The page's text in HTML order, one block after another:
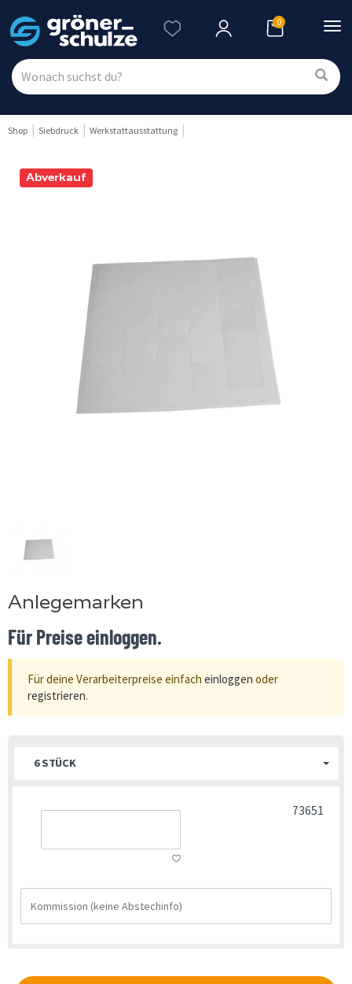
0
Shop Siebdruck Werkstattausstattung
Abverkauf
Anlegemarken
Für Preise einloggen.
Für deine Verarbeiterpreise einfach einloggen oder
registrieren.
6 STÜCK
73651